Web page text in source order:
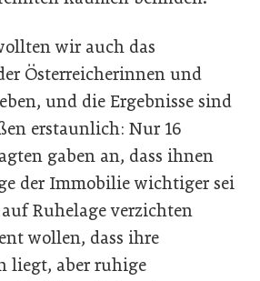
wir auch das
Österreicherinnen und
und die Ergebnisse sind
erstaunlich: Nur 16
gaben an, dass ihnen
der Immobilie wichtiger sei
Ruhelage verzichten
wollen, dass ihre
liegt, aber ruhige